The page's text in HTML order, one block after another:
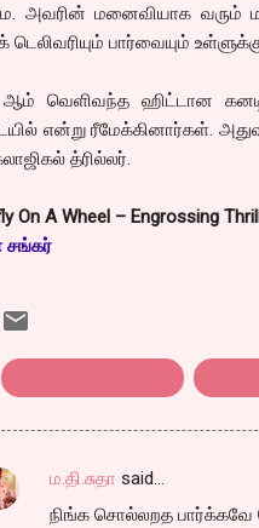
அவரின் மனைவியாக வரும்
டெலிவரியும் பார்வையும்
ஆம் வெளிவந்த ஹிட்டான
என்று ரீமேக்கினார்கள்.
த்ரில்லர்.
On A Wheel – Engrossing
சங்கர்
ம.தி.சுதா said…
நிங்க சொல்லறத பார்க்கவே